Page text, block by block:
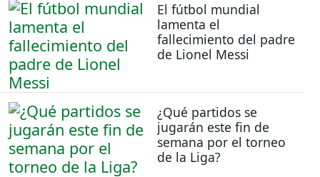
El fútbol mundial
lamenta el
fallecimiento del padre
de Lionel Messi
¿Qué partidos se
jugarán este fin de
semana por el torneo
de la Liga?